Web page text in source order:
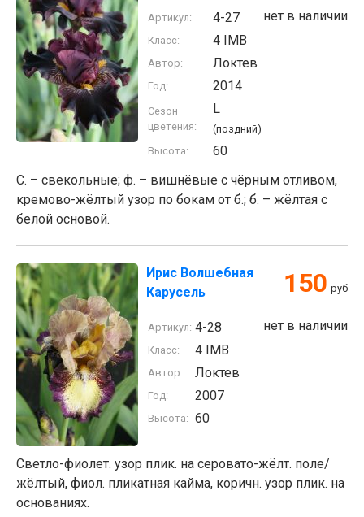
нет в наличии
Артикул: 4-27
Класс: 4 IMB
Автор: Локтев
Год: 2014
Сезон
цветения:
L
(поздний)
Высота:
60
С. – свекольные; ф. – вишнёвые с чёрным отливом,
кремово-жёлтый узор по бокам от б.; б. – жёлтая с
белой основой.
Ирис Волшебная
Карусель
150 руб
нет в наличии
Артикул: 4-28
Класс: 4 IMB
Автор: Локтев
Год: 2007
Высота: 60
Светло-фиолет. узор плик. на серовато-жёлт. поле/
жёлтый, фиол. пликатная кайма, коричн. узор плик. на
основаниях.